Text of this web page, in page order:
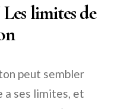
limites de
peut sembler
a ses limites, et